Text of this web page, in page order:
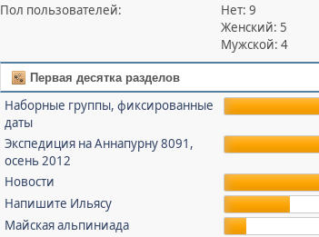
Пол пользователей:
Нет: 9
Женский: 5
Мужской: 4
Первая десятка разделов
Наборные группы, фиксированные
даты
Экспедиция на Аннапурну 8091,
осень 2012
Новости
Напишите Ильясу
Майская альпиниада